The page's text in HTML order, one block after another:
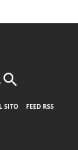
SITO
FEED RSS